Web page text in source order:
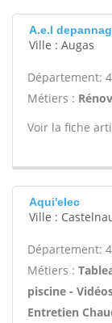
A.e.l
Ville : Augas
Département:
Métiers :
Voir la fiche
Aqui'elec
Ville :
Département:
Métiers :
piscine -
Entretien